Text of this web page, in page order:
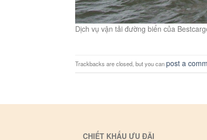
Dịch vụ vận tải đường biển của
Trackbacks are closed, but you canpost a
CHIẾT KHẤU ƯU ĐÃI